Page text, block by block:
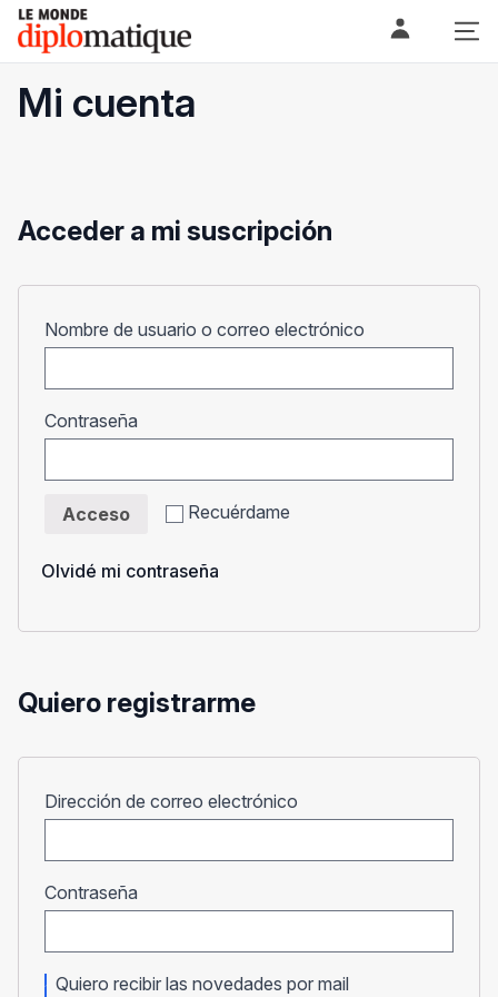
Skip
content
Le monde diplomatique
Mi cuenta
Acceder a mi suscripción
Nombre de usuario o correo electrónico
Contraseña
Recuérdame
Acceso
Olvidé mi contraseña
Quiero registrarme
Dirección de correo electrónico
Contraseña
Quiero recibir las novedades por mail